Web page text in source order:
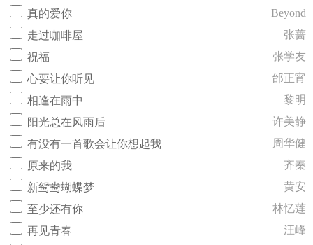
真的爱你
Beyond
走过咖啡屋
张蔷
祝福
张学友
心要让你听见
邰正宵
相逢在雨中
黎明
阳光总在风雨后
许美静
有没有一首歌会让你想起我
周华健
原来的我
齐秦
新鸳鸯蝴蝶梦
黄安
至少还有你
林忆莲
再见青春
汪峰